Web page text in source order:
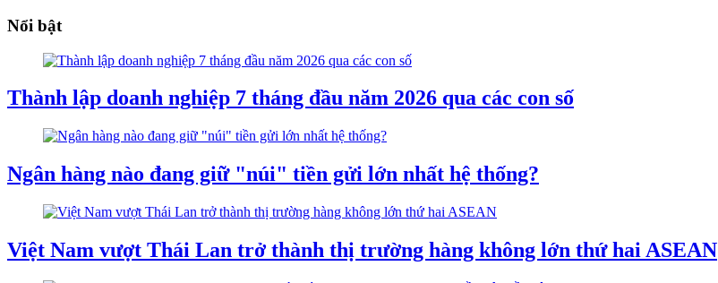
Nổi bật
Thành lập doanh nghiệp 7 tháng đầu năm 2026 qua các con số
Ngân hàng nào đang giữ "núi" tiền gửi lớn nhất hệ thống?
Việt Nam vượt Thái Lan trở thành thị trường hàng không lớn thứ hai ASEAN